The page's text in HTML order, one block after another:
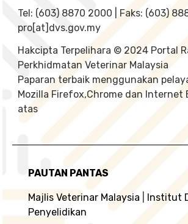
Tel: (603) 8870 2000 | Faks: (603)
pro[at]dvs.gov.my
Hakcipta Terpelihara © 2024 Portal
Perkhidmatan Veterinar Malaysia
Paparan terbaik menggunakan
Mozilla Firefox,Chrome dan Internet
atas
PAUTAN PANTAS
Majlis Veterinar Malaysia Institut
Penyelidikan